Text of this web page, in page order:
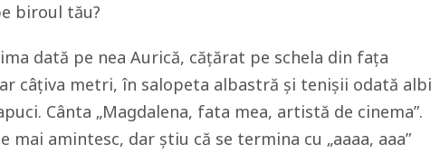
biroul tău?
dată pe nea Aurică, cățărat pe schela din fața
câțiva metri, în salopeta albastră și tenișii odată albi
Cânta „Magdalena, fata mea, artistă de cinema”.
mai amintesc, dar știu că se termina cu „aaaa, aaa”